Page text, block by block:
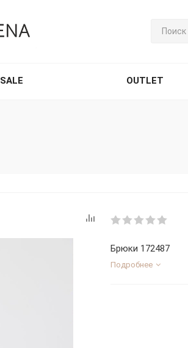
SALE OUTLET
Брюки 172487
Подробнее